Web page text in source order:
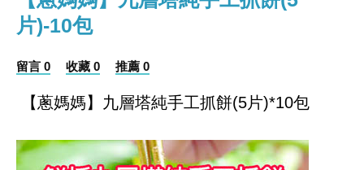
片)-10包
留言 0 收藏 0 推薦 0